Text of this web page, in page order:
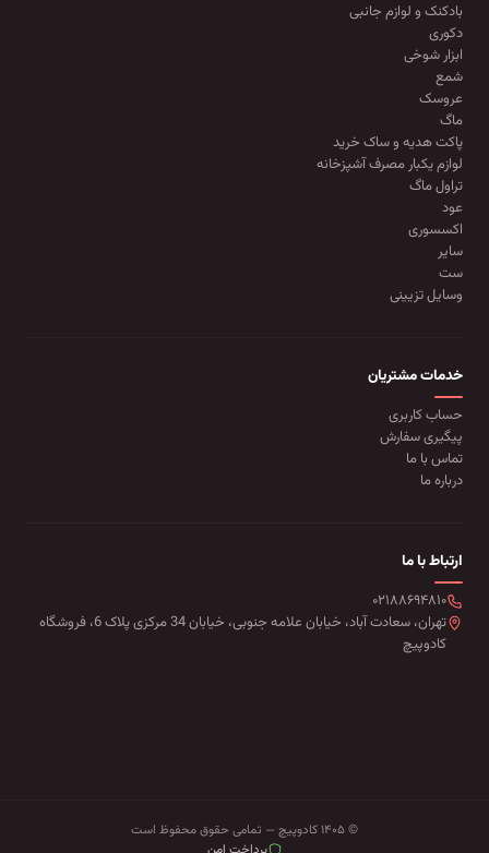
بادکنک و لوازم جانبی
دکوری
ابزار شوخی
شمع
عروسک
ماگ
پاکت هدیه و ساک خرید
لوازم یکبار مصرف آشپزخانه
تراول ماگ
عود
اکسسوری
سایر
ست
وسایل تزیینی
خدمات مشتریان
حساب کاربری
پیگیری سفارش
تماس با ما
درباره ما
ارتباط با ما
۰۲۱۸۸۶۹۴۸۱۰
تهران، سعادت آباد، خیابان علامه جنوبی، خیابان 34 مرکزی پلاک 6، فروشگاه
کادوپیچ
© ۱۴۰۵ کادوپیچ — تمامی حقوق محفوظ است